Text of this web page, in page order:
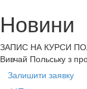
Новини
ЗАПИС НА КУРСИ
Вивчай Польську з
Залишити заявку